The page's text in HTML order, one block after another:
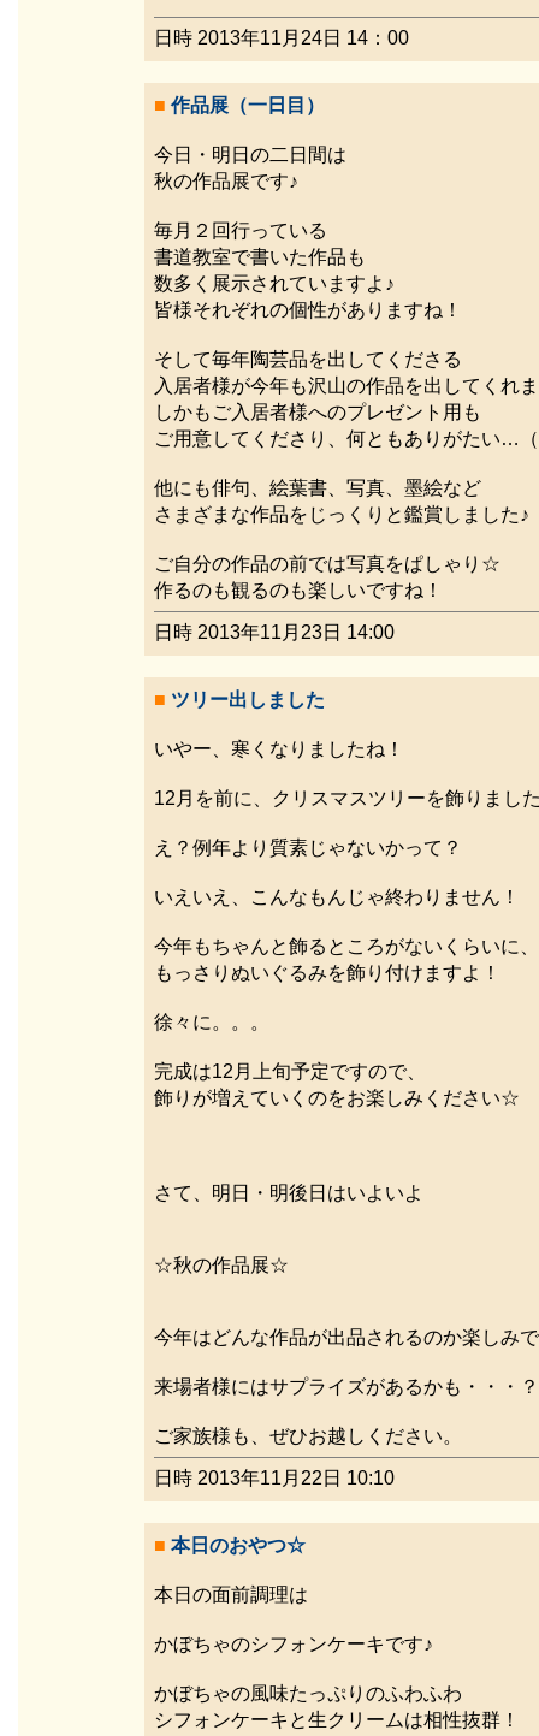
日時 2013年11月24日 14：00
■ 作品展（一日目）
今日・明日の二日間は
秋の作品展です♪
毎月２回行っている
書道教室で書いた作品も
数多く展示されていますよ♪
皆様それぞれの個性がありますね！
そして毎年陶芸品を出してくださる
入居者様が今年も沢山の作品を出してくれ
しかもご入居者様へのプレゼント用も
ご用意してくださり、何ともありがたい…
他にも俳句、絵葉書、写真、墨絵など
さまざまな作品をじっくりと鑑賞しました♪
ご自分の作品の前では写真をぱしゃり☆
作るのも観るのも楽しいですね！
日時 2013年11月23日 14:00
■ ツリー出しました
いやー、寒くなりましたね！
12月を前に、クリスマスツリーを飾りまし
え？例年より質素じゃないかって？
いえいえ、こんなもんじゃ終わりません！
今年もちゃんと飾るところがないくらいに、
もっさりぬいぐるみを飾り付けますよ！
徐々に。。。
完成は12月上旬予定ですので、
飾りが増えていくのをお楽しみください☆
さて、明日・明後日はいよいよ
☆秋の作品展☆
今年はどんな作品が出品されるのか楽しみ
来場者様にはサプライズがあるかも・・・？
ご家族様も、ぜひお越しください。
日時 2013年11月22日 10:10
■ 本日のおやつ☆
本日の面前調理は
かぼちゃのシフォンケーキです♪
かぼちゃの風味たっぷりのふわふわ
シフォンケーキと生クリームは相性抜群！